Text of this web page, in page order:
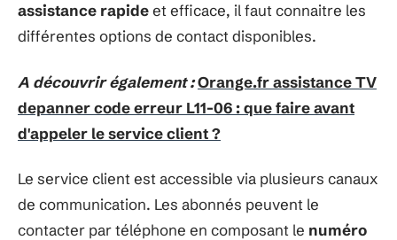
assistance rapideet efficace, il faut connaitre les
différentes options de contact disponibles.
A découvrir également :Orange.fr assistance TV
depanner code erreur L11-06 : que faire avant
d'appeler le service client ?
Le service client est accessible via plusieurs canaux
de communication. Les abonnés peuvent le
contacter par téléphone en composant le numéro